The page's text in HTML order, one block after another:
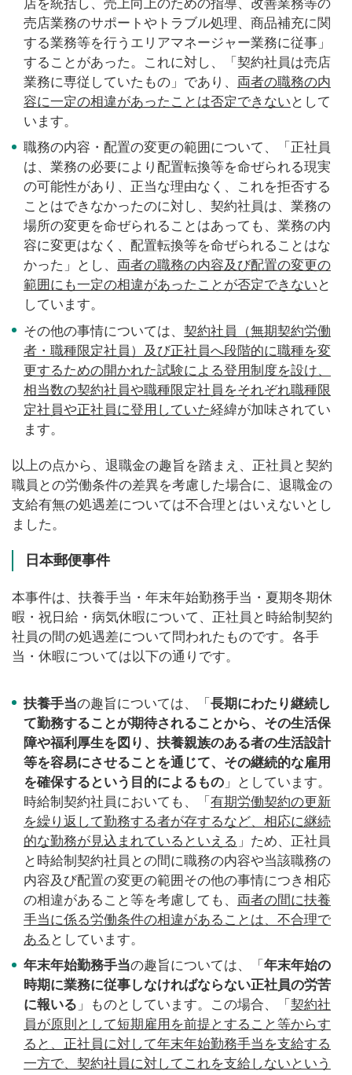
店を統括し、売上向上のための指導、改善業務等の
売店業務のサポートやトラブル処理、商品補充に関
する業務等を行うエリアマネージャー業務に従事」
することがあった。これに対し、「契約社員は売店
業務に専従していたもの」であり、 両者の職務の内
容に一定の相違があったことは否定できない として
います。
職務の内容・配置の変更の範囲について、「正社員
は、業務の必要により配置転換等を命ぜられる現実
の可能性があり、正当な理由なく、これを拒否する
ことはできなかったのに対し、契約社員は、業務の
場所の変更を命ぜられることはあっても、業務の内
容に変更はなく、配置転換等を命ぜられることはな
かった」とし、 両者の職務の内容及び配置の変更の
範囲にも一定の相違があったことが否定できない と
しています。
その他の事情については、 契約社員（無期契約労働
者・職種限定社員）及び正社員へ段階的に職種を変
更するための開かれた試験による登用制度を設け、
相当数の契約社員や職種限定社員をそれぞれ職種限
定社員や正社員に登用していた経緯が加味されてい
ます。
以上の点から、退職金の趣旨を踏まえ、正社員と契約
職員との労働条件の差異を考慮した場合に、退職金の
支給有無の処遇差については不合理とはいえないとし
ました。
日本郵便事件
本事件は、扶養手当・年末年始勤務手当・夏期冬期休
暇・祝日給・病気休暇について、正社員と時給制契約
社員の間の処遇差について問われたものです。各手
当・休暇については以下の通りです。
扶養手当の趣旨については、「 長期にわたり継続し
て勤務することが期待されることから、その生活保
障や福利厚生を図り、扶養親族のある者の生活設計
等を容易にさせることを通じて、その継続的な雇用
を確保するという目的によるもの 」としています。
時給制契約社員においても、「 有期労働契約の更新
を繰り返して勤務する者が存するなど、相応に継続
的な勤務が見込まれているといえる 」ため、正社員
と時給制契約社員との間に職務の内容や当該職務の
内容及び配置の変更の範囲その他の事情につき相応
の相違があること等を考慮しても、 両者の間に扶養
手当に係る労働条件の相違があることは、不合理で
ある としています。
年末年始勤務手当の趣旨については、「 年末年始の
時期に業務に従事しなければならない正社員の労苦
に報いる 」ものとしています。この場合、「 契約社
員が原則として短期雇用を前提とすること等からす
ると、正社員に対して年末年始勤務手当を支給する
一方で、契約社員に対してこれを支給しないという